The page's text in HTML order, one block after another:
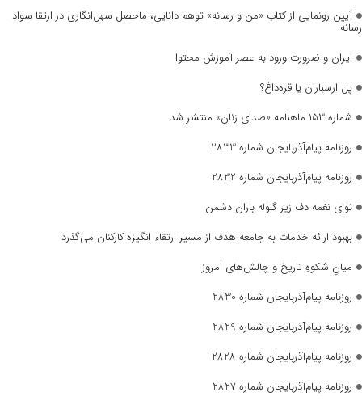
آیین رونمایی از کتاب «من و رسانه» توهم دانایی، ماحصل سهل‌انگاری در ارتقا سواد
رسانه
ایران و ضرورت ورود به عصر آموزش محتوا
پل ارسباران یا قره‌داغ؟
شماره ۱۵۳ ماهنامه «صدای زنان» منتشر شد
روزنامه پیام‌آذربایجان شماره 2833
روزنامه پیام‌آذربایجان شماره 2832
نوای نغمه دف زیر گلوله باران دشمن
بهبود ارائه خدمات به جامعه هدف از مسیر ارتقاء انگیزه کارکنان می‌گذرد
میانِ شکوهِ تاریخ و چالش‌های امروز
روزنامه پیام‌آذربایجان شماره 2830
روزنامه پیام‌آذربایجان شماره 2829
روزنامه پیام‌آذربایجان شماره 2828
روزنامه پیام‌آذربایجان شماره 2827